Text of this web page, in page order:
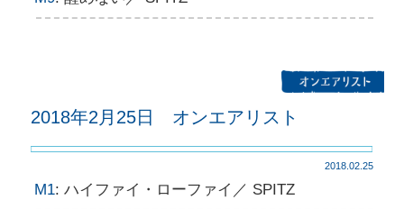
2018年2月25日 オンエアリスト
2018.02.25
M1: ハイファイ・ローファイ／ SPITZ